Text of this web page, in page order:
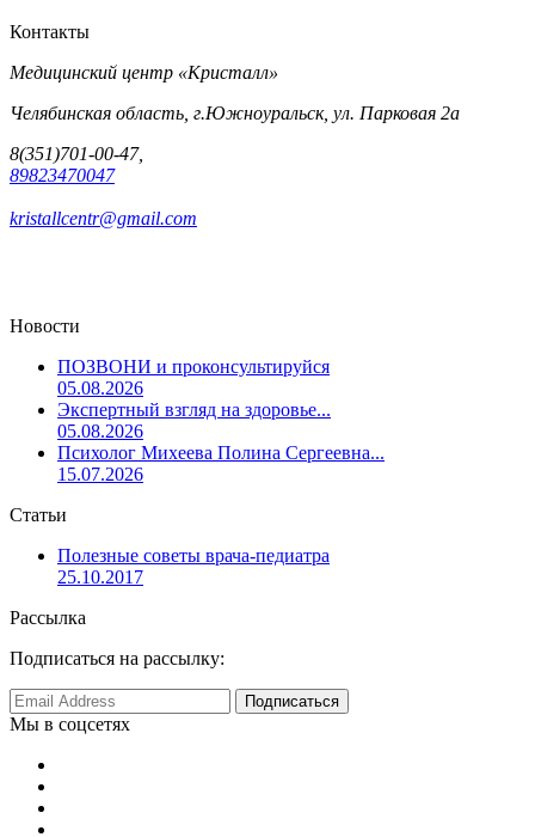
Контакты
Медицинский центр «Кристалл»
Челябинская область, г.Южноуральск, ул. Парковая 2а
8(351)701-00-47,
89823470047
kristallcentr@gmail.com
Новости
ПОЗВОНИ и проконсультируйся
05.08.2026
Экспертный взгляд на здоровье...
05.08.2026
Психолог Михеева Полина Сергеевна...
15.07.2026
Статьи
Полезные советы врача-педиатра
25.10.2017
Рассылка
Подписаться на рассылку:
Мы в соцсетях